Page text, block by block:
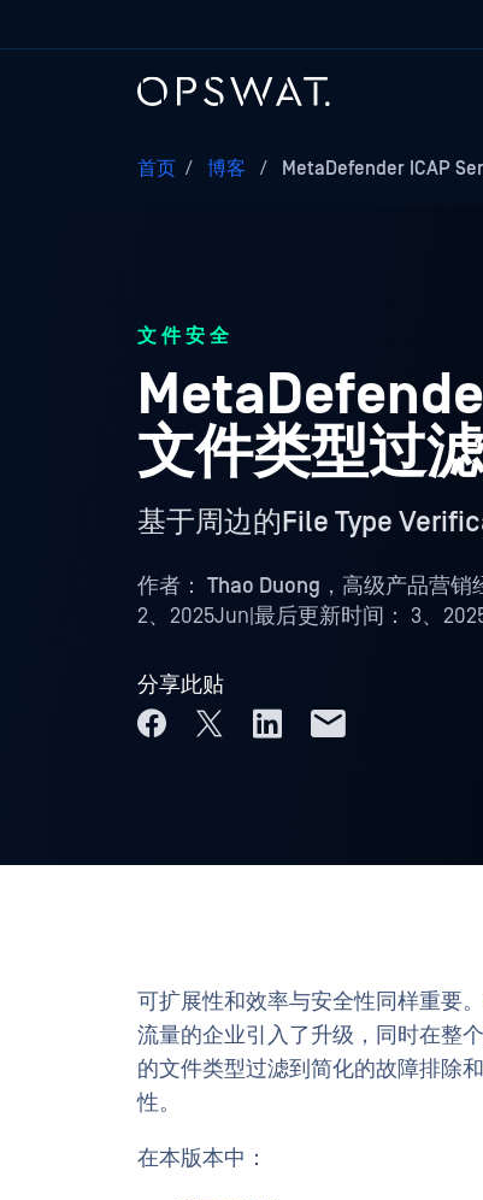
首页 / 博客 / MetaDefender ICAP
文件安全
文件类型过
基于周边的File Type
作者： Thao Duong，高级产品营销
2、2025Jun 最后更新时间： 3、
分享此贴
可扩展性和效率与安全性同样重要。
流量的企业引入了升级，同时在整
的文件类型过滤到简化的故障排除
性。
在本版本中：